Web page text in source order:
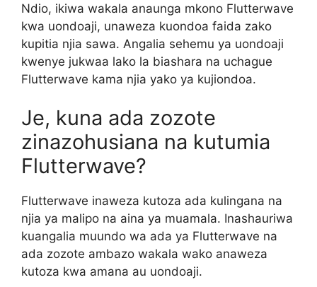
Ndio, ikiwa wakala anaunga mkono Flutterwave
kwa uondoaji, unaweza kuondoa faida zako
kupitia njia sawa. Angalia sehemu ya uondoaji
kwenye jukwaa lako la biashara na uchague
Flutterwave kama njia yako ya kujiondoa.
Je, kuna ada zozote
zinazohusiana na kutumia
Flutterwave?
Flutterwave inaweza kutoza ada kulingana na
njia ya malipo na aina ya muamala. Inashauriwa
kuangalia muundo wa ada ya Flutterwave na
ada zozote ambazo wakala wako anaweza
kutoza kwa amana au uondoaji.